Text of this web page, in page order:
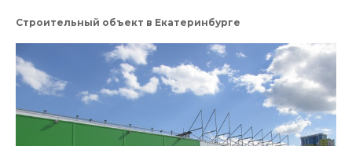
Строительный объект в Екатеринбурге